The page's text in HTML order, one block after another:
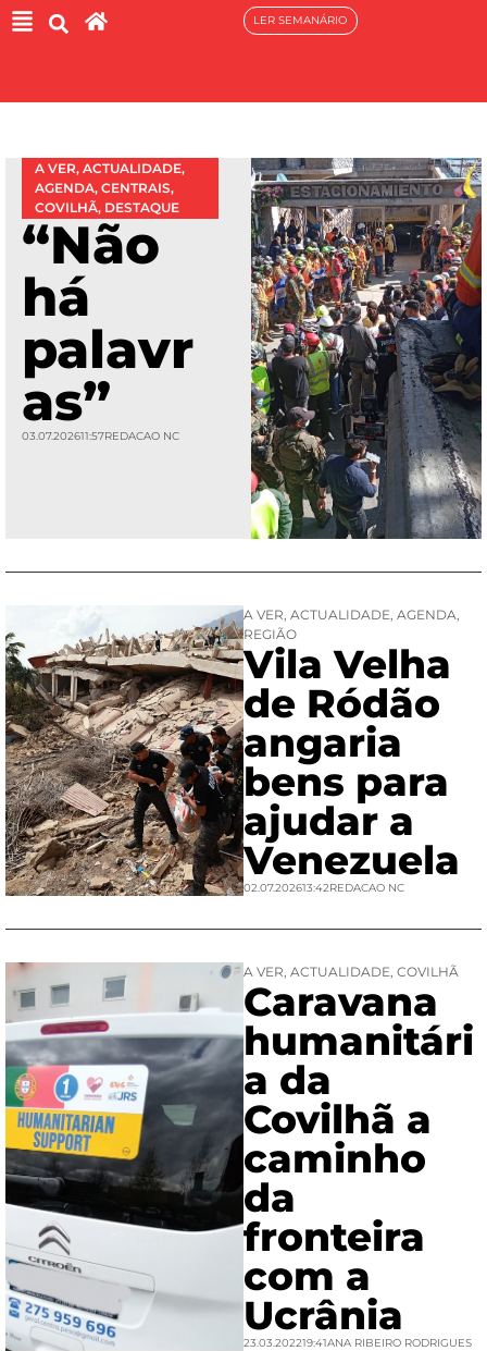
LER SEMANÁRIO
A VER, ACTUALIDADE,
AGENDA, CENTRAIS,
COVILHÃ, DESTAQUE
“Não
há
palavr
as”
03.07.202611:57REDACAO NC
A VER, ACTUALIDADE, AGENDA,
REGIÃO
Vila Velha
de Ródão
angaria
bens para
ajudar a
Venezuela
02.07.202613:42REDACAO NC
A VER, ACTUALIDADE, COVILHÃ
Caravana
humanitári
a da
Covilhã a
caminho
da
fronteira
com a
Ucrânia
23.03.202219:41ANA RIBEIRO RODRIGUES